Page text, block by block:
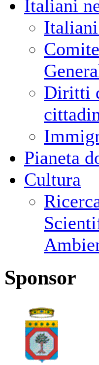
Italiani
Diritti
Pianeta
Cultura
Sponsor